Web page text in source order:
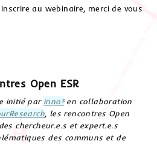
au webinaire, merci de vous
Open ESR
initié par inno³en collaboration
, les rencontres Open
chercheur.e.s et expert.e.s
des communs et de